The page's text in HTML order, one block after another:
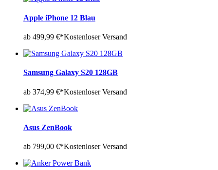
Apple iPhone 12 Blau
ab 499,99 €*Kostenloser Versand
Samsung Galaxy S20 128GB
ab 374,99 €*Kostenloser Versand
Asus ZenBook
ab 799,00 €*Kostenloser Versand